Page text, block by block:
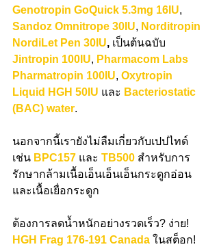
Genotropin GoQuick 5.3mg 16IU,
Sandoz Omnitrope 30IU, Norditropin
NordiLet Pen 30IU, เป็นต้นฉบับ
Jintropin 100IU, Pharmacom Labs
Pharmatropin 100IU, Oxytropin
Liquid HGH 50IU และ Bacteriostatic
(BAC) water.
นอกจากนี้เรายังไม่ลืมเกี่ยวกับเปปไทด์
เช่น BPC157 และ TB500 สำหรับการ
รักษากล้ามเนื้อเอ็นเอ็นเอ็นกระดูกอ่อน
และเนื้อเยื่อกระดูก
ต้องการลดน้ำหนักอย่างรวดเร็ว? ง่าย!
HGH Frag 176-191 Canada ในสต็อก!